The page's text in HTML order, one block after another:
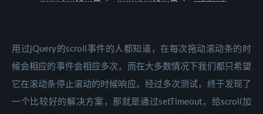
用过jQuery的scroll事件的人都知道，在每次拖动滚动条的时
候会相应的事件会相应多次，而在大多数情况下我们都只希望
它在滚动条停止滚动的时候响应。经过多次测试，终于发现了
一个比较好的解决方案，那就是通过setTimeout，给scroll加